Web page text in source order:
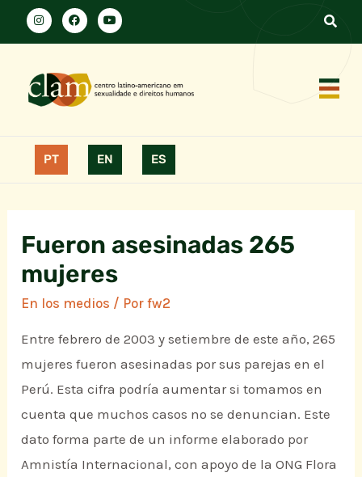
PT EN ES
Fueron asesinadas 265
mujeres
En los medios / Porfw2
Entre febrero de 2003 y setiembre de este año, 265
mujeres fueron asesinadas por sus parejas en el
Perú. Esta cifra podría aumentar si tomamos en
cuenta que muchos casos no se denuncian. Este
dato forma parte de un informe elaborado por
Amnistía Internacional, con apoyo de la ONG Flora